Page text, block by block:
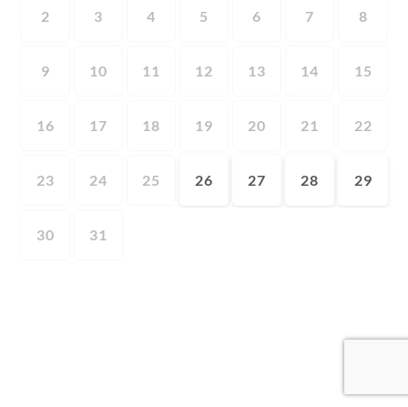
2 3 4 5 6 7 8
9 10 11 12 13 14 15
16 17 18 19 20 21 22
23 24 25 26 27 28 29
30 31